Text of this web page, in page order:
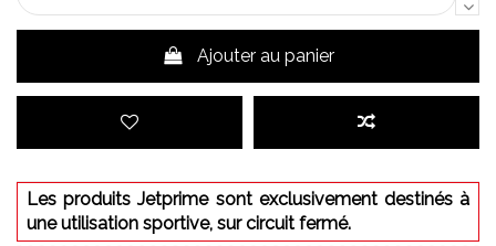
Ajouter au panier
Les produits Jetprime sont exclusivement destinés à
une utilisation sportive, sur circuit fermé.